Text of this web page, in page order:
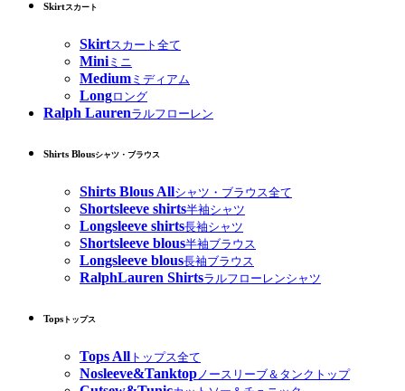
Skirtスカート
Skirtスカート全て
Miniミニ
Medium ミディアム
Longロング
Ralph Laurenラルフローレン
Shirts Blousシャツ・ブラウス
Shirts Blous Allシャツ・ブラウス全て
Shortsleeve shirts半袖シャツ
Longsleeve shirts長袖シャツ
Shortsleeve blous半袖ブラウス
Longsleeve blous長袖ブラウス
RalphLauren Shirtsラルフローレンシャツ
Tops トップス
Tops All トップス全て
Nosleeve&Tanktopノースリーブ＆タンクトップ